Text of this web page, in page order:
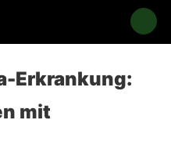
Erkrankung:
mit